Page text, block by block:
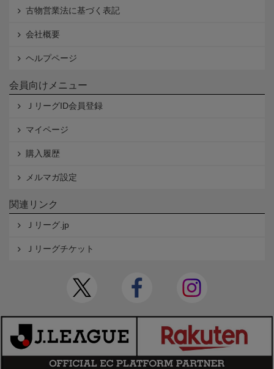
古物営業法に基づく表記
会社概要
ヘルプページ
会員向けメニュー
ＪリーグID会員登録
マイページ
購入履歴
メルマガ設定
関連リンク
Ｊリーグ.jp
Ｊリーグチケット